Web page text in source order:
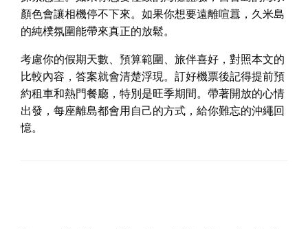
顏色會讓相機停不下來。如果你想要遠離喧囂，久米島
的純樸氛圍能帶來真正的放鬆。
考慮你的假期天數、預算範圍、旅伴喜好，對照本文的
比較內容，答案就會清楚浮現。訂好機票後記得提前預
約租車和熱門餐廳，特別是旺季期間。帶著開放的心情
出發，每座離島都會用自己的方式，給你難忘的沖繩回
憶。